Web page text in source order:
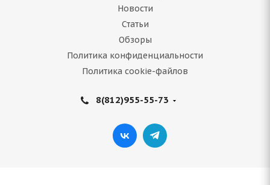
Новости
Статьи
Обзоры
Политика конфиденциальности
Политика cookie-файлов
8(812)955-55-73